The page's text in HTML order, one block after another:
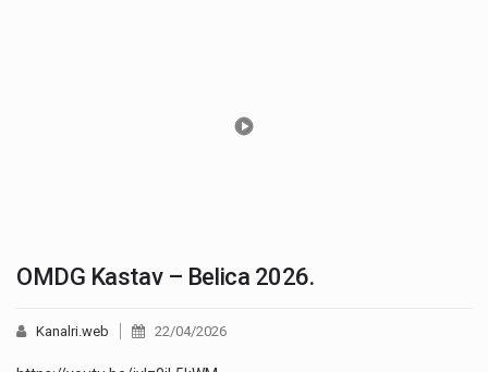
OMDG Kastav – Belica 2026.
Kanalri.web 22/04/2026